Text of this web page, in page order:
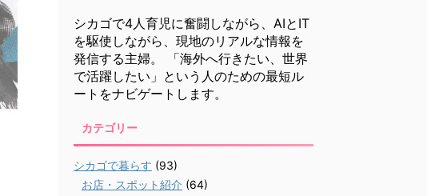
シカゴで4人育児に奮闘しながら、AIとIT
を駆使しながら、現地のリアルな情報を
発信する主婦。 「海外へ行きたい、世界
で活躍したい」という人のための最短ル
ートをナビゲートします。
カテゴリー
シカゴで暮らす (93)
お店・スポット紹介 (64)